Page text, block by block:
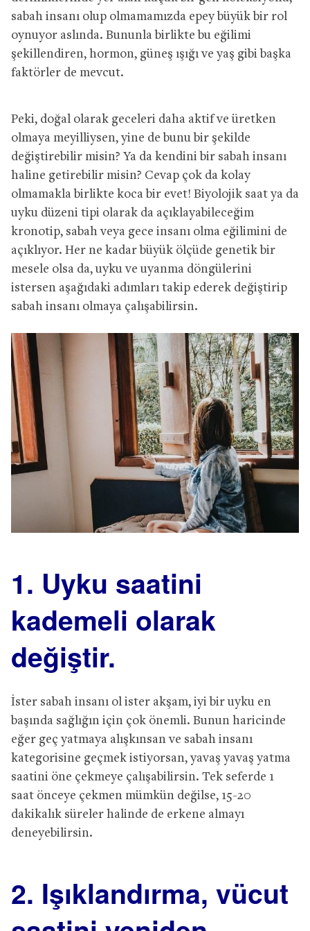
sabah insanı olup olmamamızda epey büyük bir rol
oynuyor aslında. Bununla birlikte bu eğilimi
şekillendiren, hormon, güneş ışığı ve yaş gibi başka
faktörler de mevcut.
Peki, doğal olarak geceleri daha aktif ve üretken
olmaya meyilliysen, yine de bunu bir şekilde
değiştirebilir misin? Ya da kendini bir sabah insanı
haline getirebilir misin? Cevap çok da kolay
olmamakla birlikte koca bir evet! Biyolojik saat ya da
uyku düzeni tipi olarak da açıklayabileceğim
kronotip, sabah veya gece insanı olma eğilimini de
açıklıyor. Her ne kadar büyük ölçüde genetik bir
mesele olsa da, uyku ve uyanma döngülerini
istersen aşağıdaki adımları takip ederek değiştirip
sabah insanı olmaya çalışabilirsin.
1. Uyku saatini
kademeli olarak
değiştir.
İster sabah insanı ol ister akşam, iyi bir uyku en
başında sağlığın için çok önemli. Bunun haricinde
eğer geç yatmaya alışkınsan ve sabah insanı
kategorisine geçmek istiyorsan, yavaş yavaş yatma
saatini öne çekmeye çalışabilirsin. Tek seferde 1
saat önceye çekmen mümkün değilse, 15-20
dakikalık süreler halinde de erkene almayı
deneyebilirsin.
2. Işıklandırma, vücut